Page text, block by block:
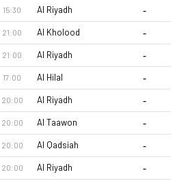
15:30 Al Riyadh -
21:00 Al Kholood -
21:00 Al Riyadh -
17:00 Al Hilal -
20:00 Al Riyadh -
20:00 Al Taawon -
20:00 Al Qadsiah -
20:00 Al Riyadh -